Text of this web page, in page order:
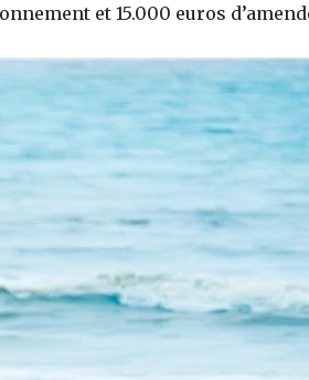
et 15.000 euros